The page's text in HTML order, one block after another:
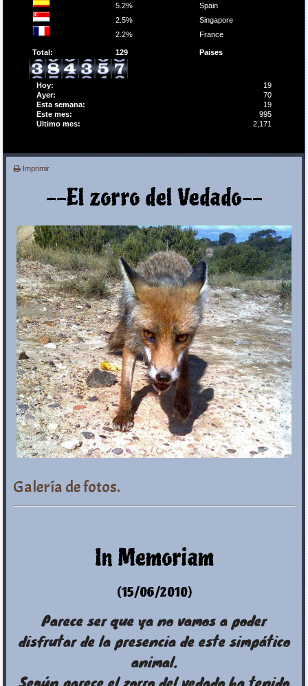
5.2%
Spain
2.5%
Singapore
2.2%
France
Total: 129 Paises
Hoy:
19
Ayer:
70
Esta semana:
19
Este mes:
995
Ultimo mes:
2,171
Imprimir
--El zorro del Vedado--
Galería de fotos.
In Memoriam
(15/06/2010)
Parece ser que ya no vamos a poder
disfrutar de la presencia de este simpático
animal.